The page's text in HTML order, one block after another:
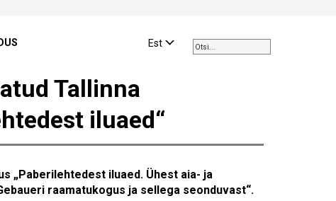
the
up
a
enter
Est
Tallinna
iluaed“
„Paberilehtedest iluaed. Ühest aia- ja
raamatukogus ja sellega seonduvast“.